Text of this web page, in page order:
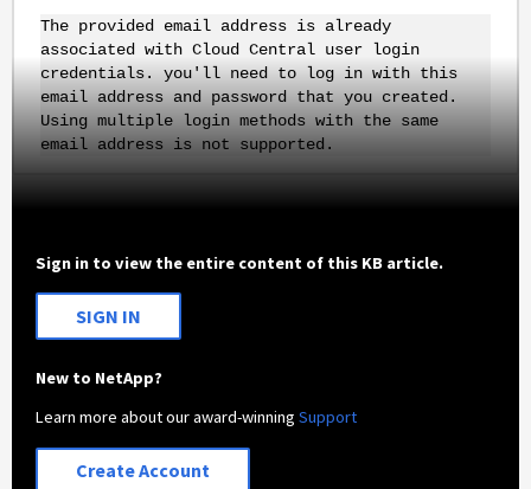
The provided email address is already
associated with Cloud Central user login
credentials. you'll need to log in with this
email address and password that you created.
Using multiple login methods with the same
email address is not supported.
Sign in to view the entire content of this KB article.
SIGN IN
New to NetApp?
Learn more about our award-winningSupport
Create Account